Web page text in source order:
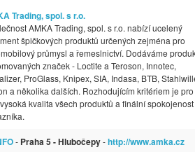
Trading, spol. s r.o.
AMKA Trading, spol. s r.o. nabízí ucelený
špičkových produktů určených zejména pro
průmysl a řemeslnictví. Dodáváme
značek - Loctite a Teroson, Innotec,
ProGlass, Knipex, SIA, Indasa, BTB,
a několika dalších. Rozhodujícím kritériem je pro
kvalita všech produktů a finální spokojenost
- Praha 5 - Hlubočepy-http://www.amka.cz